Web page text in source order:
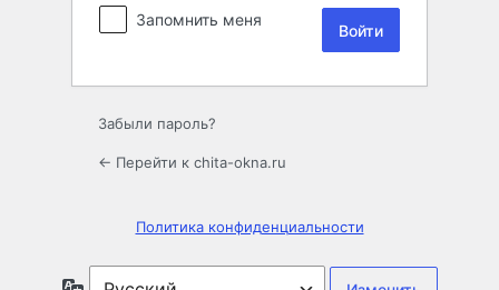
Запомнить меня
Забыли пароль?
← Перейти к chita-okna.ru
Политика конфиденциальности